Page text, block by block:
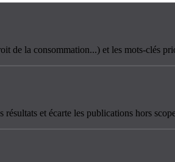
de la consommation...) et les mots-clés
et écarte les publications hors